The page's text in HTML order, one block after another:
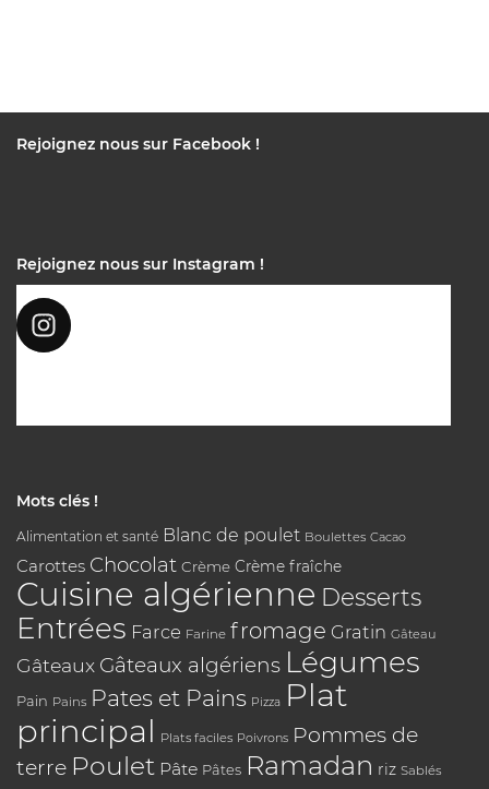
Rejoignez nous sur Facebook !
Rejoignez nous sur Instagram !
Mots clés !
Alimentation et santé Blanc de poulet Boulettes Cacao
Carottes Chocolat Crème Crème fraîche
Cuisine algérienne Desserts
Entrées Farce Farine fromage Gratin Gâteau
Gâteaux Gâteaux algériens Légumes
Pain Pains Pates et Pains Pizza Plat
principal Plats faciles Poivrons Pommes de
terre Poulet Pâte Pâtes Ramadan riz Sablés